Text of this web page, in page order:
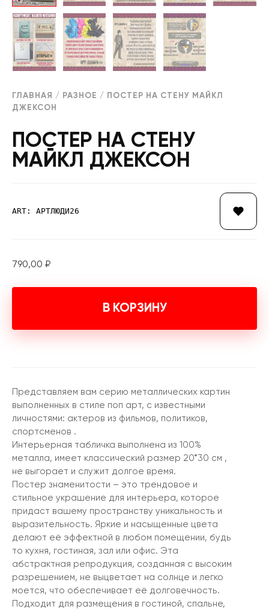
ГЛАВНАЯ / РАЗНОЕ / ПОСТЕР НА СТЕНУ МАЙКЛ
ДЖЕКСОН
ПОСТЕР НА СТЕНУ
МАЙКЛ ДЖЕКСОН
ART: АРТЛЮДИ26
790,00 ₽
В КОРЗИНУ
Представляем вам серию металлических картин
выполненных в стиле поп арт, с известными
личностями: актеров из фильмов, политиков,
спортсменов .
Интерьерная табличка выполнена из 100%
металла, имеет классический размер 20*30 см ,
не выгорает и служит долгое время.
Постер знаменитости – это трендовое и
стильное украшение для интерьера, которое
придаст вашему пространству уникальность и
выразительность. Яркие и насыщенные цвета
делают её эффектной в любом помещении, будь
то кухня, гостиная, зал или офис. Эта
абстрактная репродукция, созданная с высоким
разрешением, не выцветает на солнце и легко
моется, что обеспечивает её долговечность.
Подходит для размещения в гостиной, спальне,